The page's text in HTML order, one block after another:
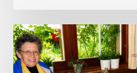
Cardenal
Camillo
Ruini